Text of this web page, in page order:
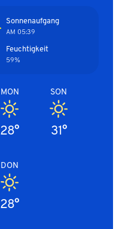
Sonnenaufgang
05:39 AM
Feuchtigkeit
59%
SON
31°
MON
28°
DON
28°